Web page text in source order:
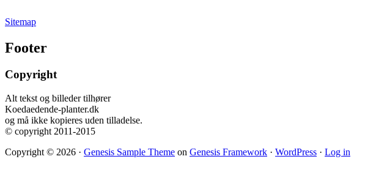
Sitemap
Footer
Copyright
Alt tekst og billeder tilhører
Koedaedende-planter.dk
og må ikke kopieres uden tilladelse.
© copyright 2011-2015
Copyright © 2026 · Genesis Sample Theme on Genesis Framework · WordPress · Log in